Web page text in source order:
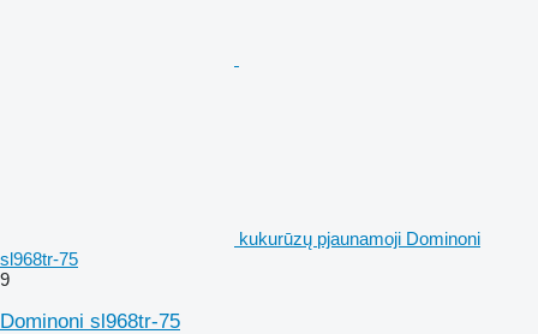
kukurūzų pjaunamoji Dominoni
sl968tr-75
9
Dominoni sl968tr-75